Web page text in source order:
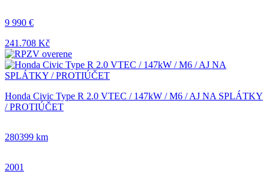
9 990 €
241.708 Kč
Honda Civic Type R 2.0 VTEC / 147kW / M6 / AJ NA SPLÁTKY
/ PROTIÚČET
280399 km
2001